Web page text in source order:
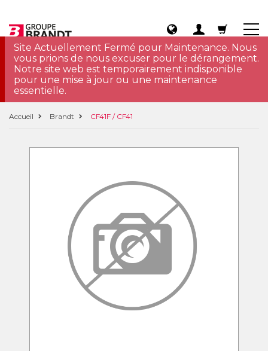
Site Actuellement Fermé pour Maintenance. Nous
vous prions de nous excuser pour le dérangement.
Notre site web est temporairement indisponible
pour une mise à jour ou une maintenance
essentielle.
Accueil Brandt CF41F / CF41